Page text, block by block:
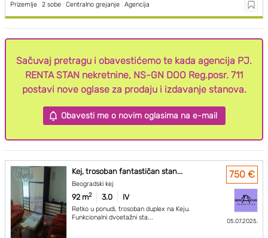
Prizemlje 2 sobe Centralno grejanje Agencija
Sačuvaj pretragu i obavestićemo te kada agencija PJ.
RENTA STAN nekretnine, NS-GN DOO Reg.posr. 711
postavi nove oglase za prodaju i izdavanje stanova.
Obavesti me o novim oglasima na e-mail
Kej, trosoban fantastičan stan...
Beogradski kej
92 m2 3.0 IV
Retko u ponudi, trosoban duplex na Keju.
Funkcionalni dvoetažni sta...
750 €
05.07.2025.